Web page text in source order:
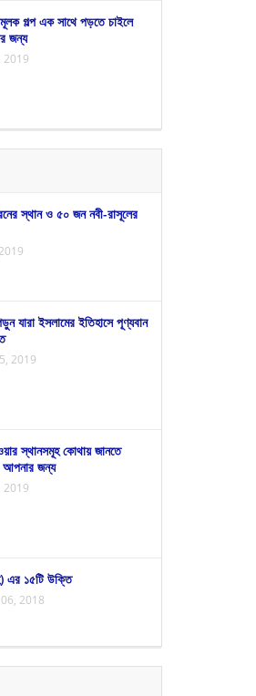
গল্প এক সাথে পড়তে চাইলে
জন্য
2019
স্থান ও ৫০ জন নবী-রাসূলের
যারা ইসলামের ইতিহাসে পূণ্যবান
2019
স্থানসমূহ কোথায় জানতে
আপনার জন্য
2019
এর ১৫টি উক্তি
2018